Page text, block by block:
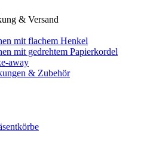
& Versand
mit flachem Henkel
mit gedrehtem Papierkordel
away
& Zubehör